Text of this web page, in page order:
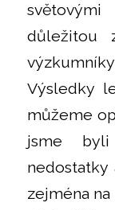
důležitou
Výsledky
můžeme
jsme byli
zejména